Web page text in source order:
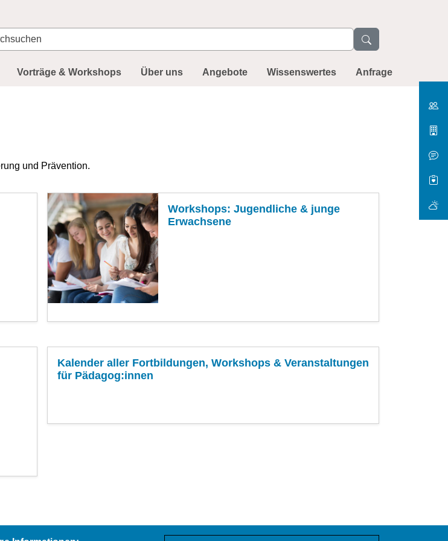
Vorträge & Workshops Über uns Angebote Wissenswertes Anfrage
und Prävention.
Workshops: Jugendliche & junge
Erwachsene
Kalender aller Fortbildungen, Workshops & Veranstaltungen
für Pädagog:innen